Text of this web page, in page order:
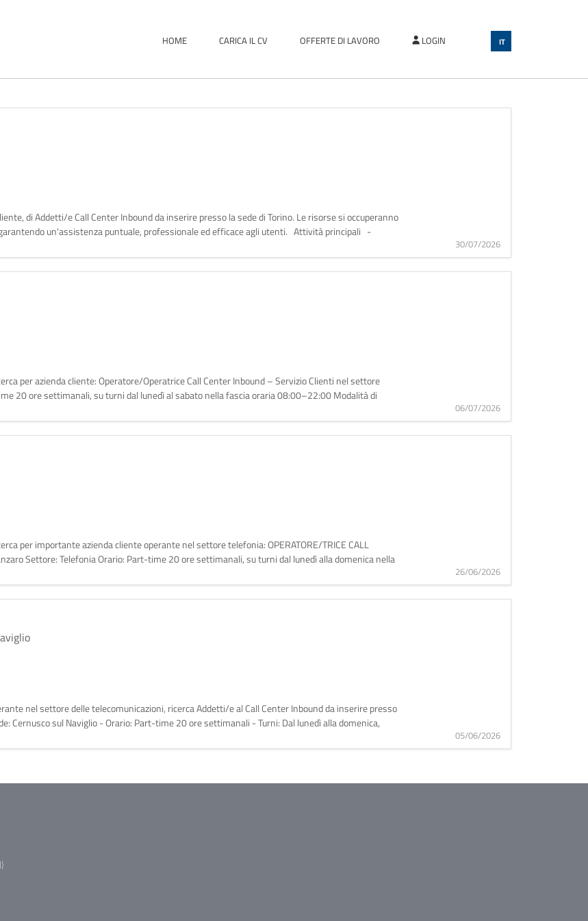
HOME CARICA IL CV OFFERTE DI LAVORO LOGIN IT
di Addetti/e Call Center Inbound da inserire presso la sede di Torino. Le risorse si occuperanno
un'assistenza puntuale, professionale ed efficace agli utenti. Attività principali -
30/07/2026
per azienda cliente: Operatore/Operatrice Call Center Inbound – Servizio Clienti nel settore
20 ore settimanali, su turni dal lunedì al sabato nella fascia oraria 08:00–22:00 Modalità di
06/07/2026
per importante azienda cliente operante nel settore telefonia: OPERATORE/TRICE CALL
Settore: Telefonia Orario: Part-time 20 ore settimanali, su turni dal lunedì alla domenica nella
26/06/2026
nel settore delle telecomunicazioni, ricerca Addetti/e al Call Center Inbound da inserire presso
Cernusco sul Naviglio - Orario: Part-time 20 ore settimanali - Turni: Dal lunedì alla domenica,
05/06/2026